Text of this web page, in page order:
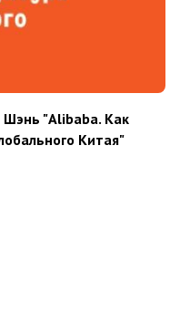
Шэнь "Alibaba. Как
Китая"